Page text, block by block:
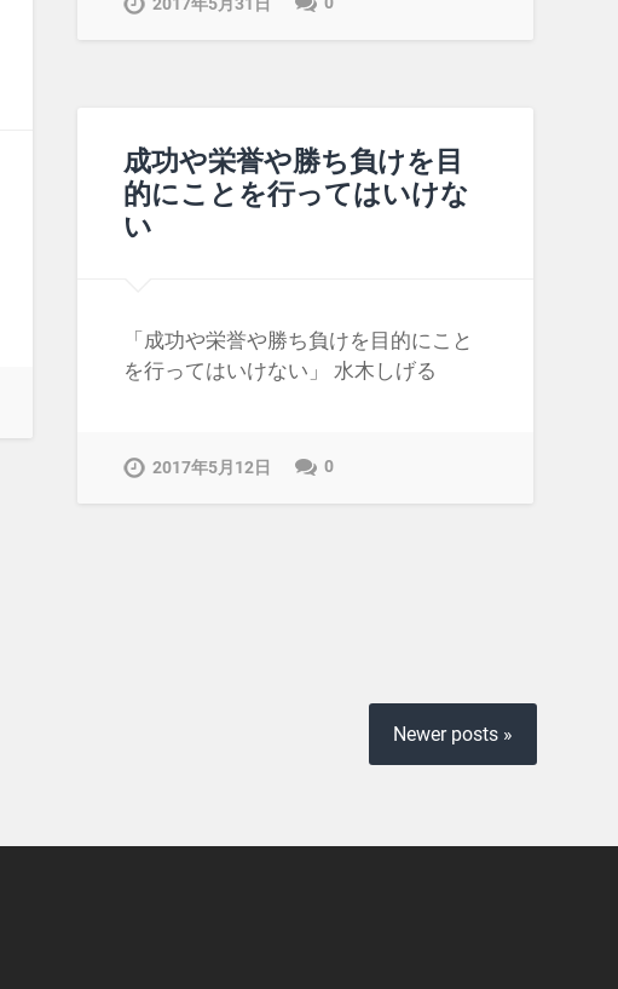
成功や栄誉や勝ち負けを目
的にことを行ってはいけな
い
「成功や栄誉や勝ち負けを目的にこと
を行ってはいけない」 水木しげる
2017年5月12日 0
Newer posts »